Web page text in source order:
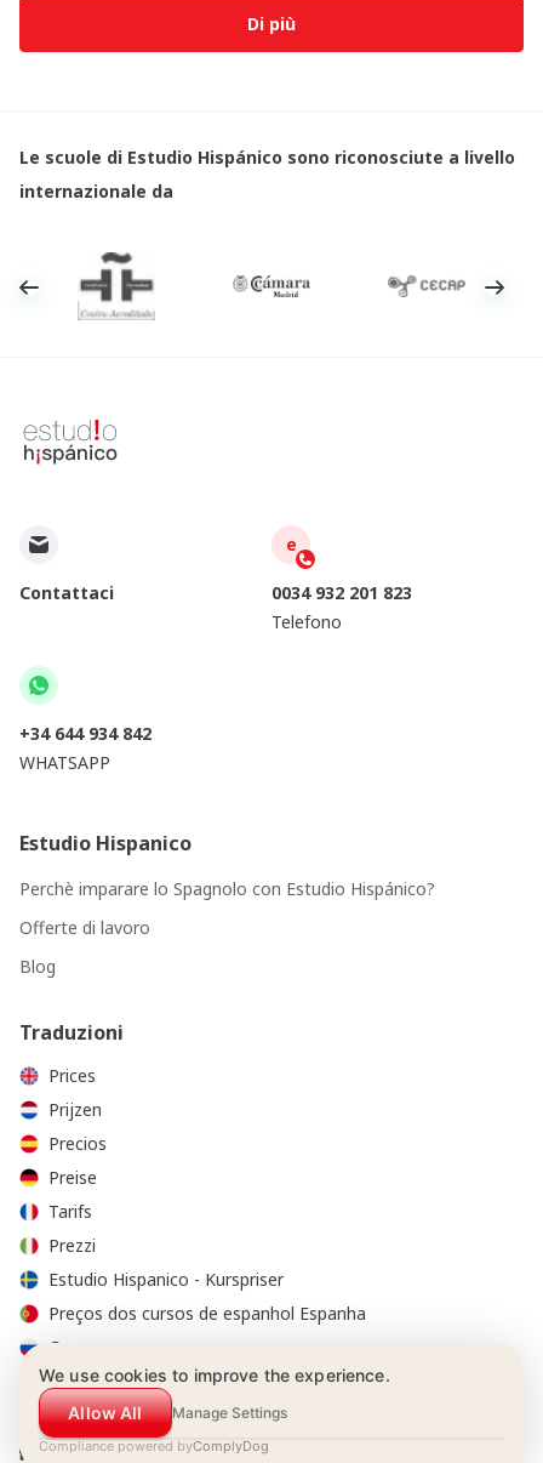
Di più
Le scuole di Estudio Hispánico sono riconosciute a livello
internazionale da
Contattaci
e
0034 932 201 823
Telefono
+34 644 934 842
WHATSAPP
Estudio Hispanico
Perchè imparare lo Spagnolo con Estudio Hispánico?
Offerte di lavoro
Blog
Traduzioni
Prices
Prijzen
Precios
Preise
Tarifs
Prezzi
Estudio Hispanico - Kurspriser
Preços dos cursos de espanhol Espanha
Стоимость курсов
We use cookies to improve the experience.
Allow All
Manage Settings
Compliance powered byComplyDog